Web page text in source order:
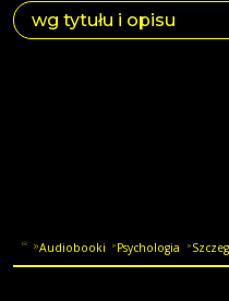
Audiobooki Psychologia